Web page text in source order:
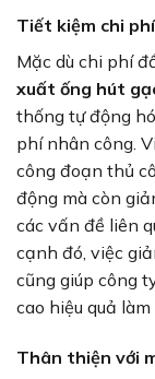
Tiết kiệm chi
Mặc dù chi phí
xuất ống hút
thống tự động
phí nhân công.
công đoạn thủ
động mà còn
các vấn đề liên
cạnh đó, việc
cũng giúp công
cao hiệu quả làm
Thân thiện với